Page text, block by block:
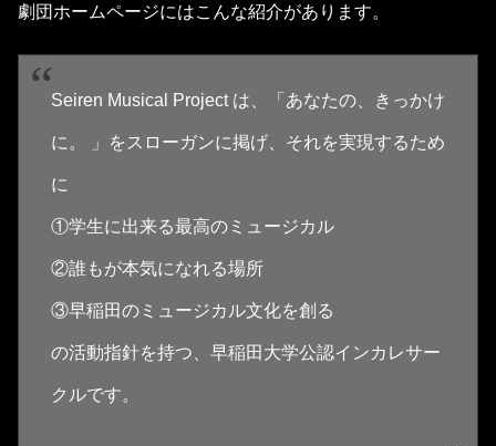
劇団ホームページにはこんな紹介があります。
Seiren Musical Project は、「あなたの、きっかけ
に。 」をスローガンに掲げ、それを実現するため
に
①学生に出来る最高のミュージカル
②誰もが本気になれる場所
③早稲田のミュージカル文化を創る
の活動指針を持つ、早稲田大学公認インカレサー
クルです。